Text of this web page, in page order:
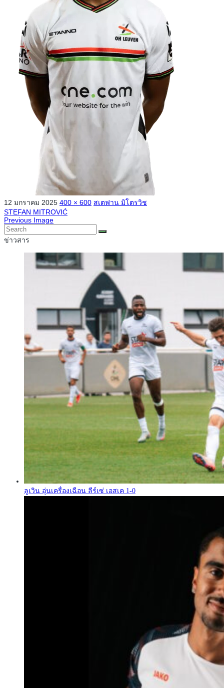
12 มกราคม 2025 400 × 600 สเตฟาน มิโตรวิช
STEFAN MITROVIĆ
Previous Image
ข่าวสาร
ลูเวิน อุ่นเครื่องเฉือน ลีร์เซ่ เอสเค 1-0